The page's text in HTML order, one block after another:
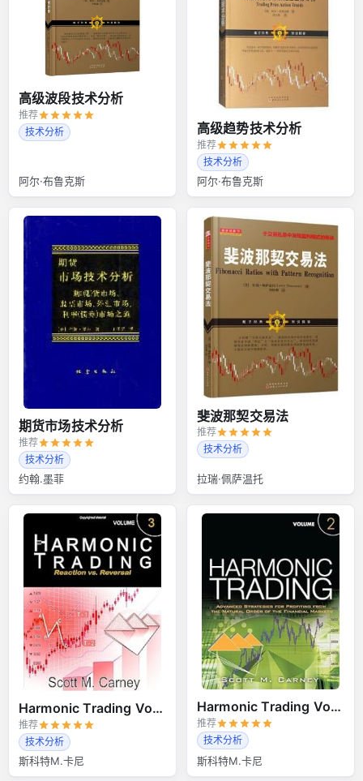
高级波段技术分析
推荐
技术分析
阿尔·布鲁克斯
高级趋势技术分析
推荐
技术分析
阿尔·布鲁克斯
期货市场技术分析
推荐
技术分析
约翰.墨菲
斐波那契交易法
推荐
技术分析
拉瑞·佩萨温托
Harmonic Trading Volume 3
推荐
技术分析
斯科特M.卡尼
Harmonic Trading Volume 2
推荐
技术分析
斯科特M.卡尼